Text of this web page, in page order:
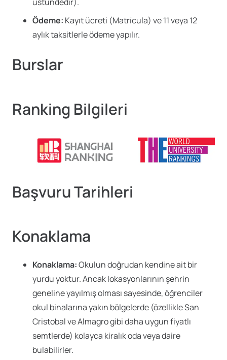
Ödeme: Kayıt ücreti (Matrícula) ve 11 veya 12
aylık taksitlerle ödeme yapılır.
Burslar
Ranking Bilgileri
Başvuru Tarihleri
Konaklama
Konaklama:Okulun doğrudan kendine ait bir
yurdu yoktur. Ancak lokasyonlarının şehrin
geneline yayılmış olması sayesinde, öğrenciler
okul binalarına yakın bölgelerde (özellikle San
Cristobal ve Almagro gibi daha uygun fiyatlı
semtlerde) kolayca kiralık oda veya daire
bulabilirler.